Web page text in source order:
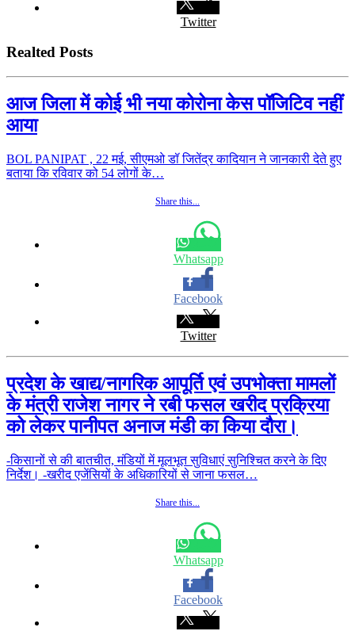
Twitter
Realted Posts
आज जिला में कोई भी नया कोरोना केस पॉजिटिव नहीं
आया
BOL PANIPAT , 22 मई, सीएमओ डॉ जितेंद्र कादियान ने जानकारी देते हुए
बताया कि रविवार को 54 लोगों के…
Share this...
Whatsapp
Facebook
Twitter
प्रदेश के खाद्य/नागरिक आपूर्ति एवं उपभोक्ता मामलों
के मंत्री राजेश नागर ने रबी फसल खरीद प्रक्रिया
को लेकर पानीपत अनाज मंडी का किया दौरा।
-किसानों से की बातचीत, मंडियों में मूलभूत सुविधाएं सुनिश्चित करने के दिए
निर्देश। -खरीद एजेंसियों के अधिकारियों से जाना फसल…
Share this...
Whatsapp
Facebook